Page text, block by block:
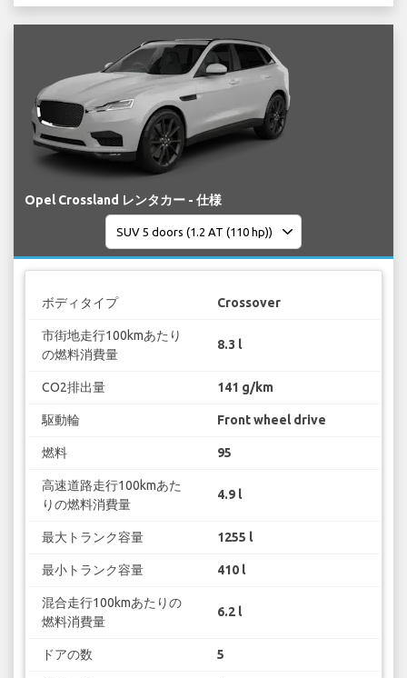
Opel Crossland レンタカー - 仕様
ボディタイプ Crossover
市街地走行100kmあたり
の燃料消費量
8.3 l
CO2排出量 141 g/km
駆動輪 Front wheel drive
燃料 95
高速道路走行100kmあた
りの燃料消費量
4.9 l
最大トランク容量 1255 l
最小トランク容量 410 l
混合走行100kmあたりの
燃料消費量
6.2 l
ドアの数 5